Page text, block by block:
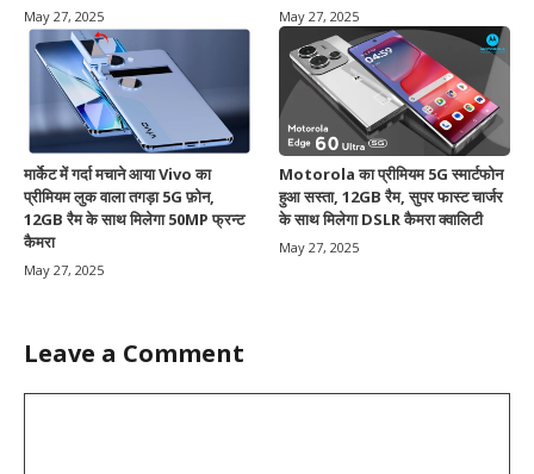
May 27, 2025 May 27, 2025
मार्केट में गर्दा मचाने आया Vivo का
प्रीमियम लुक वाला तगड़ा 5G फ़ोन,
12GB रैम के साथ मिलेगा 50MP फ्रन्ट
कैमरा
May 27, 2025
Motorola का प्रीमियम 5G स्मार्टफोन
हुआ सस्ता, 12GB रैम, सुपर फास्ट चार्जर
के साथ मिलेगा DSLR कैमरा क्वालिटी
May 27, 2025
Leave a Comment